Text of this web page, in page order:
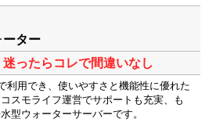
ター
ったらコレで間違いなし
利用でき、使いやすさと機能性に優れた
スモライフ運営でサポートも充実、も
型ウォーターサーバーです。